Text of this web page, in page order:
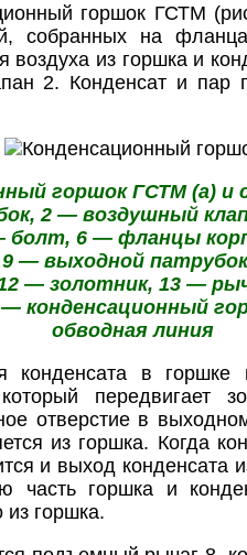
горшок ГСТМ
собранных на
воздуха из горшка и
2. Конденсат и пар
горшок ГСТМ (а) и
2 — воздушный
болт, 6 — фланцы
— выходной
— золотник, 13 —
конденсационный
обводная линия
конденсата в горшке
передвигает
отверстие в
из горшка. Когда
и выход конденсата
часть горшка и
из горшка.